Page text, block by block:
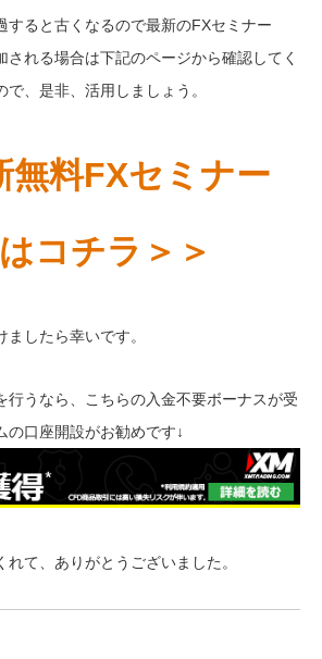
すると古くなるので最新のFXセミナー
される場合は下記のページから確認してく
、是非、活用しましょう。
無料FXセミナー
コチラ＞＞
したら幸いです。
行うなら、こちらの入金不要ボーナスが受
の口座開設がお勧めです↓
て、ありがとうございました。